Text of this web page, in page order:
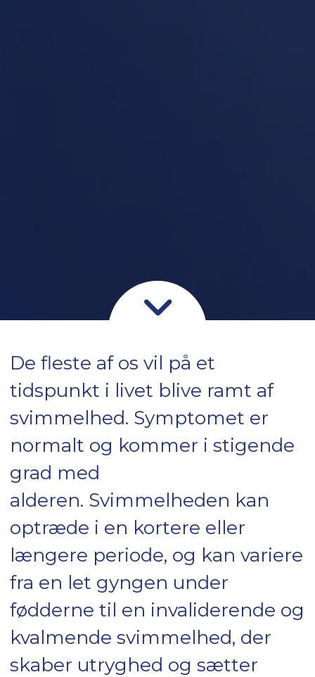
De fleste af os vil på et
tidspunkt i livet blive ramt af
svimmelhed. Symptomet er
normalt og kommer i stigende
grad med
alderen. Svimmelheden kan
optræde i en kortere eller
længere periode, og kan variere
fra en let gyngen under
fødderne til en invaliderende og
kvalmende svimmelhed, der
skaber utryghed og sætter